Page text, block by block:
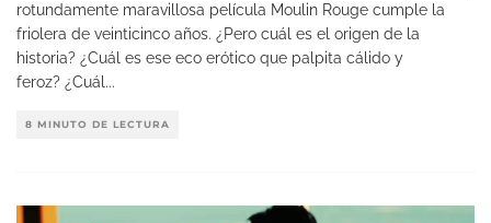
rotundamente maravillosa película Moulin Rouge cumple la
friolera de veinticinco años. ¿Pero cuál es el origen de la
historia? ¿Cuál es ese eco erótico que palpita cálido y
feroz? ¿Cuál ...
8 MINUTO DE LECTURA